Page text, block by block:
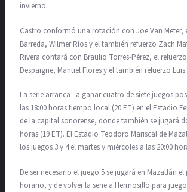
invierno.
Castro conformó una rotación con Joe Van Meter,
Barreda, Wilmer Ríos y el también refuerzo Zach
Rivera contará con Braulio Torres-Pérez, el
Despaigne, Manuel Flores y el también refuerzo Luis
La serie arranca –a ganar cuatro de siete juegos
las 18:00 horas tiempo local (20 ET) en el Estadio
de la capital sonorense, donde también se jugará
horas (19 ET). El Estadio Teodoro Mariscal de
los juegos 3 y 4 el martes y miércoles a las 20:00
De ser necesario el juego 5 se jugará en Mazatlán el
horario, y de volver la serie a Hermosillo para juegos